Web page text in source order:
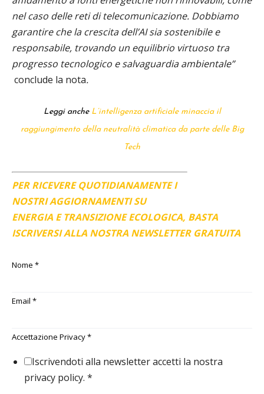
nel caso delle reti di telecomunicazione. Dobbiamo
garantire che la crescita dell’AI sia sostenibile e
responsabile, trovando un equilibrio virtuoso tra
progresso tecnologico e salvaguardia ambientale”
conclude la nota.
Leggi anche L’intelligenza artificiale minaccia il
raggiungimento della neutralità climatica da parte delle Big
Tech
PER RICEVERE QUOTIDIANAMENTE I
NOSTRI AGGIORNAMENTI SU
ENERGIA E TRANSIZIONE ECOLOGICA, BASTA
ISCRIVERSI ALLA NOSTRA NEWSLETTER GRATUITA
Nome *
Email *
Accettazione Privacy*
Iscrivendoti alla newsletter accetti la nostra
privacy policy. *